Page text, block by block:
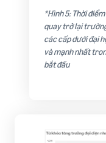
*Hình 5: Thời
quay trở lại
các cấp dưới đại
và mạnh nhất
bắt đầu